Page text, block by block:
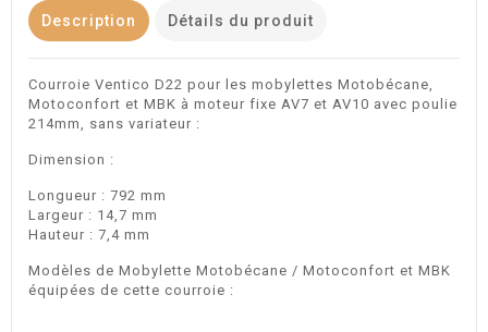
Description Détails du produit
Courroie Ventico D22 pour les mobylettes Motobécane,
Motoconfort et MBK à moteur fixe AV7 et AV10 avec poulie
214mm, sans variateur :
Dimension :
Longueur : 792 mm
Largeur : 14,7 mm
Hauteur : 7,4 mm
Modèles de Mobylette Motobécane / Motoconfort et MBK
équipées de cette courroie :